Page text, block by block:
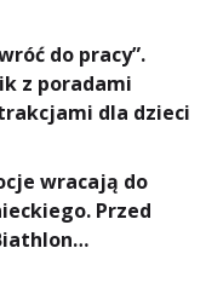
do pracy”.
z poradami
dla dzieci
wracają do
Przed